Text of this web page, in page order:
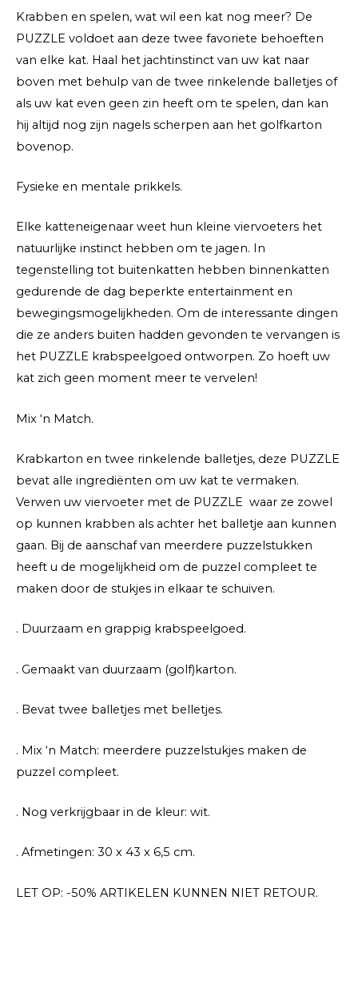
Krabben en spelen, wat wil een kat nog meer? De
PUZZLE voldoet aan deze twee favoriete behoeften
van elke kat. Haal het jachtinstinct van uw kat naar
boven met behulp van de twee rinkelende balletjes of
als uw kat even geen zin heeft om te spelen, dan kan
hij altijd nog zijn nagels scherpen aan het golfkarton
bovenop.
Fysieke en mentale prikkels.
Elke katteneigenaar weet hun kleine viervoeters het
natuurlijke instinct hebben om te jagen. In
tegenstelling tot buitenkatten hebben binnenkatten
gedurende de dag beperkte entertainment en
bewegingsmogelijkheden. Om de interessante dingen
die ze anders buiten hadden gevonden te vervangen is
het PUZZLE krabspeelgoed ontworpen. Zo hoeft uw
kat zich geen moment meer te vervelen!
Mix ‘n Match.
Krabkarton en twee rinkelende balletjes, deze PUZZLE
bevat alle ingrediënten om uw kat te vermaken.
Verwen uw viervoeter met de PUZZLE waar ze zowel
op kunnen krabben als achter het balletje aan kunnen
gaan. Bij de aanschaf van meerdere puzzelstukken
heeft u de mogelijkheid om de puzzel compleet te
maken door de stukjes in elkaar te schuiven.
. Duurzaam en grappig krabspeelgoed.
. Gemaakt van duurzaam (golf)karton.
. Bevat twee balletjes met belletjes.
. Mix ‘n Match: meerdere puzzelstukjes maken de
puzzel compleet.
. Nog verkrijgbaar in de kleur: wit.
. Afmetingen: 30 x 43 x 6,5 cm.
LET OP: -50% ARTIKELEN KUNNEN NIET RETOUR.